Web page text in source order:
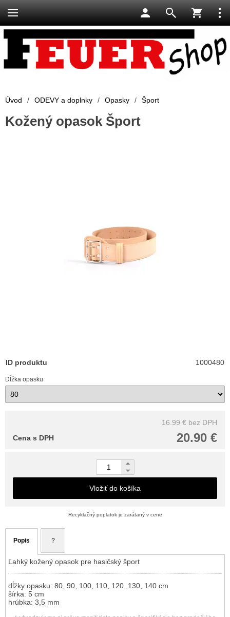
Úvod / ODEVY a doplnky / Opasky / Šport
Kožený opasok Šport
ID produktu 1000480
Dĺžka opasku
16.99 € bez DPH
20.90 €
Cena s DPH
Vložiť do košíka
Recyklačný poplatok je zarátaný v cene
Popis ?
Ľahký kožený opasok pre hasičský šport
dĺžky opasku: 80, 90, 100, 110, 120, 130, 140 cm
šírka: 5 cm
hrúbka: 3,5 mm